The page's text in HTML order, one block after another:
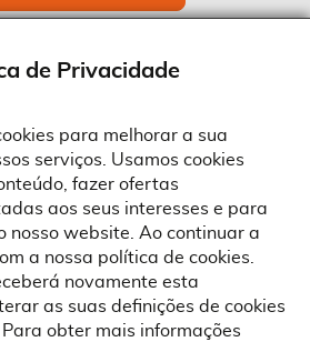
de Privacidade
para melhorar a sua
serviços. Usamos cookies
fazer ofertas
aos seus interesses e para
nosso website. Ao continuar a
a nossa política de cookies.
novamente esta
as suas definições de cookies
obter mais informações
Venda
Zarco, 1837
da Suprides deverá ter em consideração
a personalização da utilização e a
adaptadas ao seu interesses. Pode
cookies a qualquer altura.